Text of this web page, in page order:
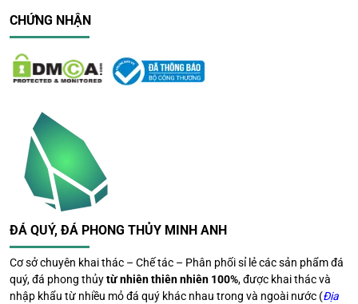
viên đá mang năng lượng nhẹ nhàng giúp:
Cân bằng cảm xúc
Giảm căng thẳng, lo âu
Mang lại cảm giác bình an
Hỗ trợ tinh thần lạc quan
Loại đá này đặc biệt phù hợp với những người thường
xuyên chịu áp lực công việc hoặc mong muốn tìm lại sự
cân bằng trong cuộc sống.
CHỨNG NHẬN
ĐÁ QUÝ, ĐÁ PHONG THỦY MINH ANH
Cơ sở chuyên khai thác – Chế tác – Phân phối sỉ lẻ các sản phẩm đá
quý, đá phong thủytừ nhiên thiên nhiên 100%, được khai thác và
nhập khẩu từ nhiều mỏ đá quý khác nhau trong và ngoài nước (Địa